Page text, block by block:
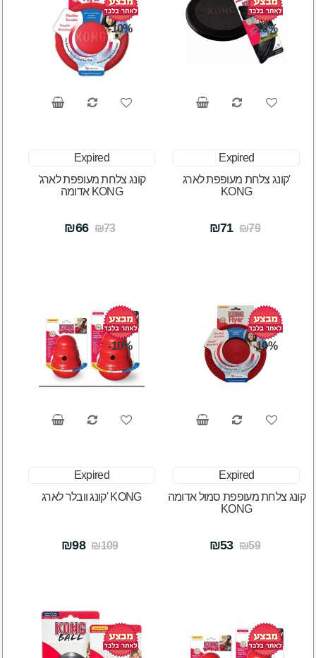
-10%
Expired
קונג צלחת מעופפת לארג'
KONG
₪71 ₪79
-10%
Expired
קונג צלחת מעופפת לארג'
אדומה KONG
₪66 ₪73
-10%
Expired
קונג צלחת מעופפת סמול אדומה
KONG
₪53 ₪59
-10%
Expired
קונג וובלר לארג' KONG
₪98 ₪109